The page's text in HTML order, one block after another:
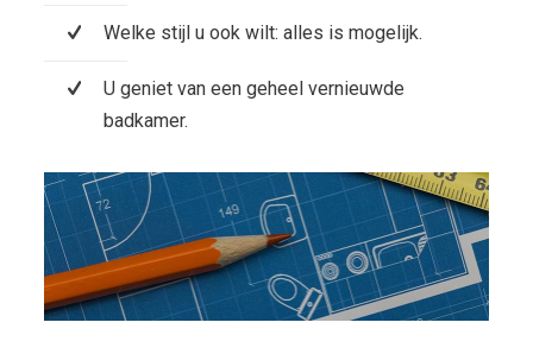
Welke stijl u ook wilt: alles is mogelijk.
U geniet van een geheel vernieuwde
badkamer.